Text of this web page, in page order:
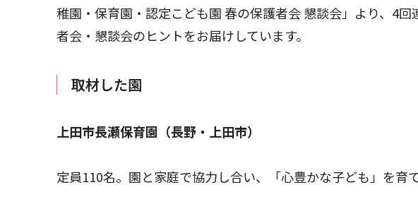
稚園・保育園・認定こども園 春の保護者会 懇談会」より、4
者会・懇談会のヒントをお届けしています。
取材した園
上田市長瀬保育園（長野・上田市）
定員110名。園と家庭で協力し合い、「心豊かな子ども」を育て